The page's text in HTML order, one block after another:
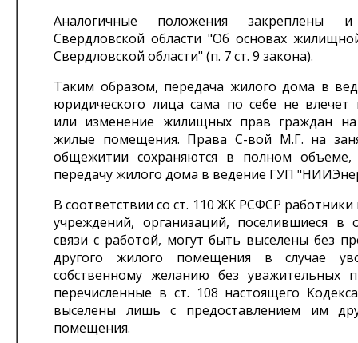
Аналогичные положения закреплены
Свердловской области "Об основах
Свердловской области" (п. 7 ст. 9 закона).
Таким образом, передача жилого дома в
юридического лица сама по себе не влечет
или изменение жилищных прав граждан
жилые помещения. Права С-вой М.Г. на
общежитии сохраняются в полном объеме,
передачу жилого дома в ведение ГУП
В соответствии со ст. 110 ЖК РСФСР
учреждений, организаций, поселившиеся
связи с работой, могут быть выселены без
другого жилого помещения в случае
собственному желанию без уважительных
перечисленные в ст. 108 настоящего
выселены лишь с предоставлением им
помещения.